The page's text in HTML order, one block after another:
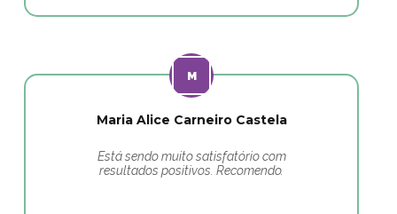
Maria Alice Carneiro Castela
Está sendo muito satisfatório com
resultados positivos. Recomendo.